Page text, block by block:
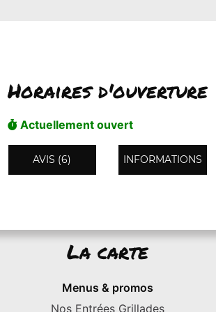
Horaires d'ouverture
Actuellement ouvert
AVIS (6) INFORMATIONS
La carte
Menus & promos
Nos Entrées Grillades